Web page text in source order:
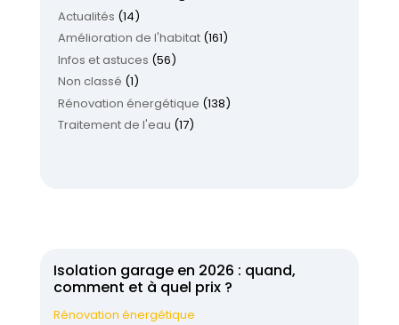
Actualités (14)
Amélioration de l'habitat(161)
Infos et astuces (56)
Non classé (1)
Rénovation énergétique (138)
Traitement de l'eau (17)
Isolation garage en 2026 : quand,
comment et à quel prix ?
Rénovation énergétique